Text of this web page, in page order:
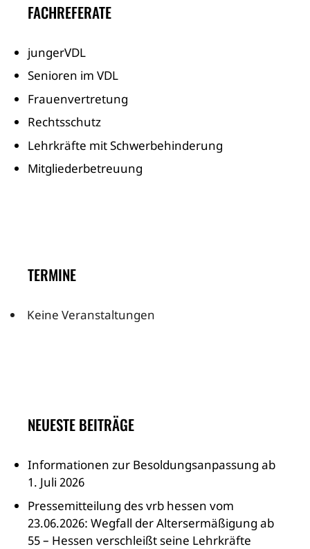
FACHREFERATE
jungerVDL
Senioren im VDL
Frauenvertretung
Rechtsschutz
Lehrkräfte mit Schwerbehinderung
Mitgliederbetreuung
TERMINE
Keine Veranstaltungen
NEUESTE BEITRÄGE
Informationen zur Besoldungsanpassung ab
1. Juli 2026
Pressemitteilung des vrb hessen vom
23.06.2026: Wegfall der Altersermäßigung ab
55 – Hessen verschleißt seine Lehrkräfte